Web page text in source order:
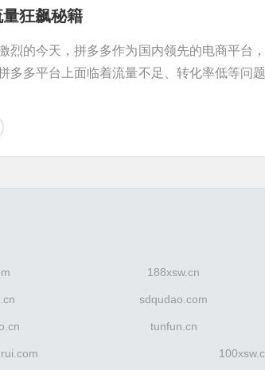
狂飙秘籍
烈的今天，拼多多作为国内领先的电商平台
多多平台上面临着流量不足、转化率低等问
188xsw.cn
sdqudao.com
tunfun.cn